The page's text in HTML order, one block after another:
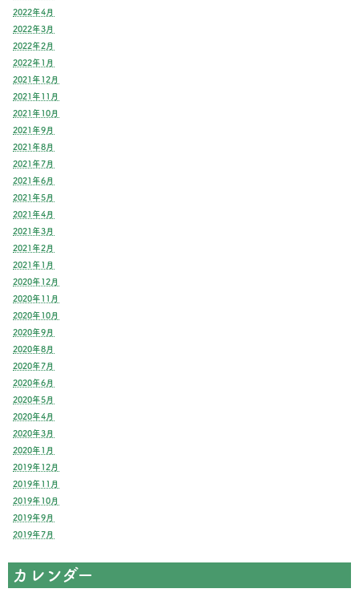
2022年4月
2022年3月
2022年2月
2022年1月
2021年12月
2021年11月
2021年10月
2021年9月
2021年8月
2021年7月
2021年6月
2021年5月
2021年4月
2021年3月
2021年2月
2021年1月
2020年12月
2020年11月
2020年10月
2020年9月
2020年8月
2020年7月
2020年6月
2020年5月
2020年4月
2020年3月
2020年1月
2019年12月
2019年11月
2019年10月
2019年9月
2019年7月
カレンダー